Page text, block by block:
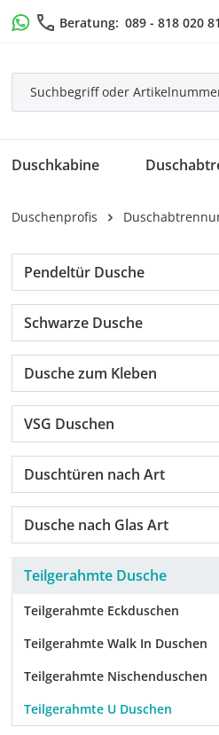
Hauptinhalt springen
Zur Suche springen
Zur Hauptnavigation
Beratung: 089 - 818 020
Duschkabine
Duschenprofis
Pendeltür Dusche
Schwarze Dusche
Dusche zum Kleben
VSG Duschen
Duschtüren nach Art
Dusche nach Glas Art
Teilgerahmte Dusche
Teilgerahmte Eckduschen
Teilgerahmte Walk In Duschen
Teilgerahmte Nischenduschen
Teilgerahmte U Duschen